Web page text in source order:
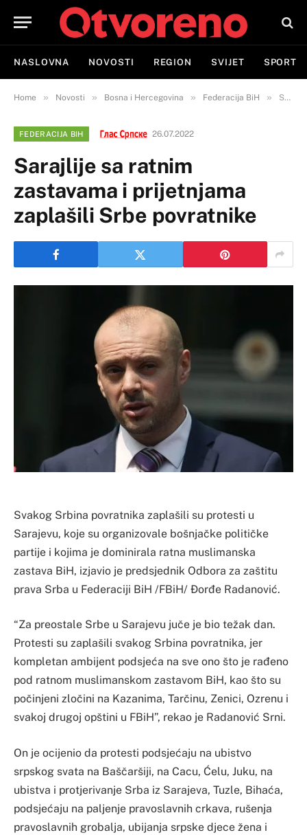
NASLOVNA NOVOSTI REGION SVIJET SPORT
Home » Novosti » Bosna i Hercegovina » Federacija BiH » Sarajlije sa ratnim zastavama i prijetnjama zaplašili Srbe povratnike
FEDERACIJA BIH 26.07.2022
Sarajlije sa ratnim
zastavama i prijetnjama
zaplašili Srbe povratnike
Svakog Srbina povratnika zaplašili su protesti u
Sarajevu, koje su organizovale bošnjačke političke
partije i kojima je dominirala ratna muslimanska
zastava BiH, izjavio je predsjednik Odbora za zaštitu
prava Srba u Federaciji BiH /FBiH/ Đorđe Radanović.
“Za preostale Srbe u Sarajevu juče je bio težak dan.
Protesti su zaplašili svakog Srbina povratnika, jer
kompletan ambijent podsjeća na sve ono što je rađeno
pod ratnom muslimanskom zastavom BiH, kao što su
počinjeni zločini na Kazanima, Tarčinu, Zenici, Ozrenu i
svakoj drugoj opštini u FBiH”, rekao je Radanović Srni.
On je ocijenio da protesti podsjećaju na ubistvo
srpskog svata na Baščaršiji, na Cacu, Ćelu, Juku, na
ubistva i protjerivanje Srba iz Sarajeva, Tuzle, Bihaća,
podsjećaju na paljenje pravoslavnih crkava, rušenja
pravoslavnih grobalja, ubijanja srpske djece žena i